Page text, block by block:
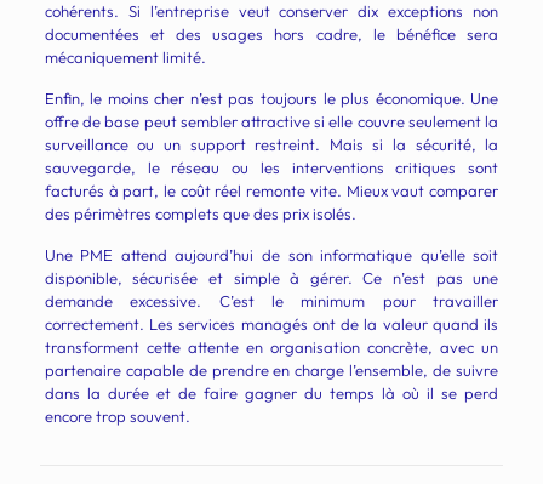
cohérents. Si l’entreprise veut conserver dix exceptions non
documentées et des usages hors cadre, le bénéfice sera
mécaniquement limité.
Enfin, le moins cher n’est pas toujours le plus économique. Une
offre de base peut sembler attractive si elle couvre seulement la
surveillance ou un support restreint. Mais si la sécurité, la
sauvegarde, le réseau ou les interventions critiques sont
facturés à part, le coût réel remonte vite. Mieux vaut comparer
des périmètres complets que des prix isolés.
Une PME attend aujourd’hui de son informatique qu’elle soit
disponible, sécurisée et simple à gérer. Ce n’est pas une
demande excessive. C’est le minimum pour travailler
correctement. Les services managés ont de la valeur quand ils
transforment cette attente en organisation concrète, avec un
partenaire capable de prendre en charge l’ensemble, de suivre
dans la durée et de faire gagner du temps là où il se perd
encore trop souvent.